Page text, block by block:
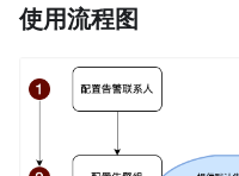
使用流程图